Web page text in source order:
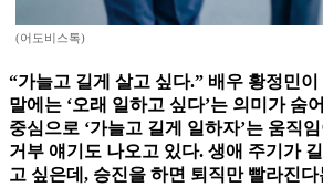
(어도비스톡)
“가늘고 길게 살고 싶다.” 배우 황정민이
말에는 ‘오래 일하고 싶다’는 의미가 숨
중심으로 ‘가늘고 길게 일하자’는 움직
거부 얘기도 나오고 있다. 생애 주기가
고 싶은데, 승진을 하면 퇴직만 빨라진다